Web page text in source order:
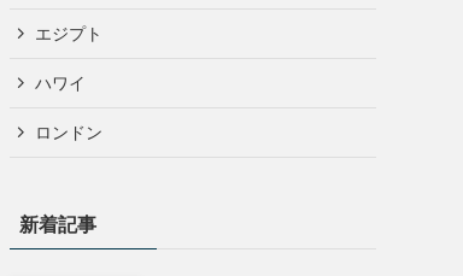
エジプト
ハワイ
ロンドン
新着記事